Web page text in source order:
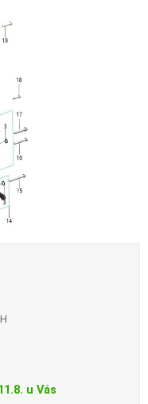
u Vás